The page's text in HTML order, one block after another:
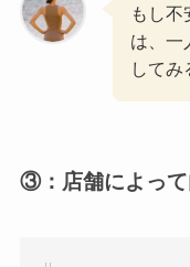
もし
は、一
してみ
③： 店舗によっ